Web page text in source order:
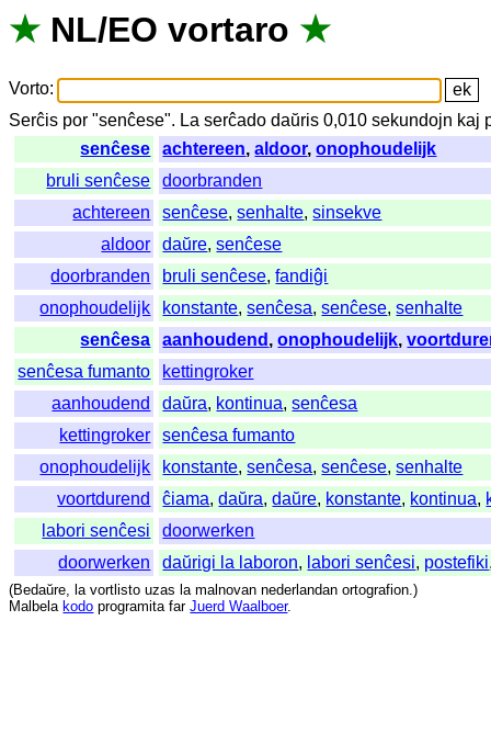
★ NL/EO vortaro ★
Vorto:
Serĉis por "senĉese". La serĉado daŭris 0,010sekundojn kaj
senĉese
achtereen,aldoor,onophoudelijk
bruli senĉese
doorbranden
achtereen
senĉese,senhalte,sinsekve
aldoor
daŭre,senĉese
doorbranden
bruli senĉese,fandiĝi
onophoudelijk
konstante,senĉesa,senĉese,senhalte
senĉesa
aanhoudend ,onophoudelijk,
senĉesa fumanto
kettingroker
aanhoudend
daŭra, kontinua,senĉesa
kettingroker
senĉesa fumanto
onophoudelijk
konstante,senĉesa,senĉese,senhalte
voortdurend
ĉiama,daŭra,daŭre, konstante, kontinua,
labori senĉesi
doorwerken
doorwerken
daŭrigi la laboron, labori senĉesi, postefiki
(Bedaŭre, la vortlisto uzas la malnovan nederlandan ortografion.)
Malbela kodo programita far Juerd Waalboer.